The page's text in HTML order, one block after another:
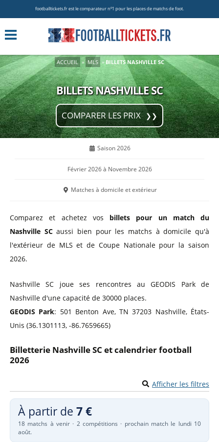
footballtickets.fr est le comparateur nº1 pour les places de matchs de foot.
ACCUEIL » MLS » BILLETS NASHVILLE SC
BILLETS NASHVILLE SC
COMPARER LES PRIX
Saison 2026
Février 2026 à Novembre 2026
Matches à domicile et extérieur
Comparez et achetez vos billets pour un match du
Nashville SCaussi bien pour les matchs à domicile qu'à
l'extérieur de MLS et de Coupe Nationale pour la saison
2026.
Nashville SC joue ses rencontres au GEODIS Park de
Nashville d'une capacité de 30000 places.
GEODIS Park: 501 Benton Ave, TN 37203 Nashville, États-
Unis (36.1301113, -86.7659665)
Billetterie Nashville SC et calendrier football
2026
Afficher les filtres
À partir de 7 €
18 matchs à venir · 2 compétitions · prochain match le lundi 10
août.